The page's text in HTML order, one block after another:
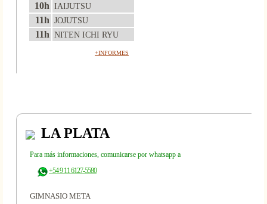
10h IAIJUTSU
11h JOJUTSU
11h NITEN ICHI RYU
+INFORMES
LA PLATA
Para más informaciones, comunicarse por whatsapp a
+54 9 11 6127-5580
GIMNASIO META